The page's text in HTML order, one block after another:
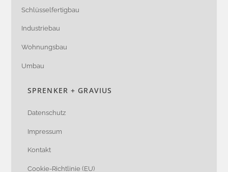
Schlüsselfertigbau
Industriebau
Wohnungsbau
Umbau
SPRENKER + GRAVIUS
Datenschutz
Impressum
Kontakt
Cookie-Richtlinie (EU)